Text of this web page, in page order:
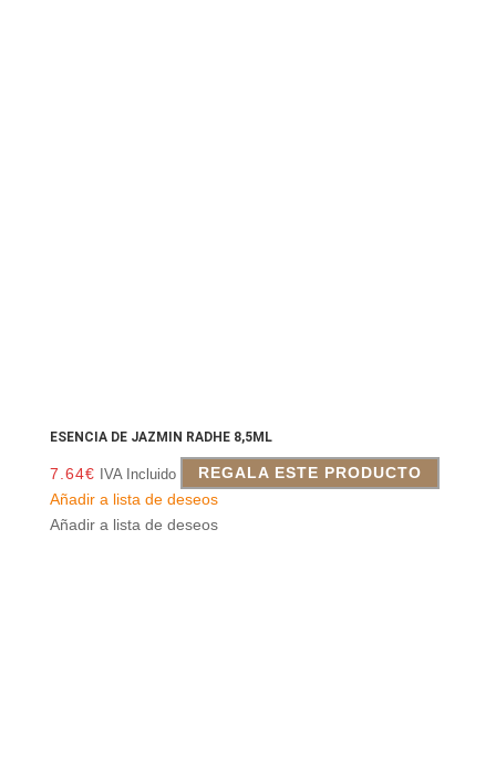
ESENCIA DE JAZMIN RADHE 8,5ML
7.64€ IVA Incluido
REGALA ESTE PRODUCTO
Añadir a lista de deseos
Añadir a lista de deseos